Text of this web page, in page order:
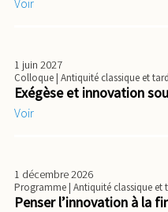
Voir
1 juin 2027
Colloque| Antiquité classique et
Exégèse et innovation
Voir
1 décembre 2026
Programme| Antiquité classique et
Penser l’innovation à la